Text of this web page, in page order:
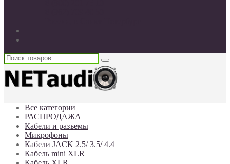
Все категории
РАСПРОДАЖА
Кабели и разъемы
Микрофоны
Кабели JACK 2.5/ 3.5/ 4.4
Кабель mini XLR